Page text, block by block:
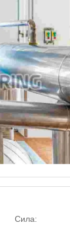
Сила: